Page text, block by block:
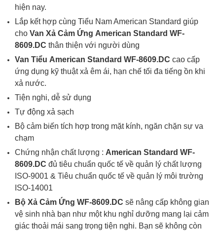
hiện nay.
Lắp kết hợp cùng Tiểu NamAmerican Standard giúp
cho Van Xả Cảm Ứng American Standard WF-
8609.DC thân thiện với người dùng
Van Tiểu American Standard WF-8609.DC cao cấp
ứng dụng kỹ thuật xả êm ái, hạn chế tối đa tiếng ồn khi
xả nước.
Tiện nghi, dễ sử dụng
Tự động xả sạch
Bộ cảm biến tích hợp trong mặt kính, ngăn chặn sự va
chạm
Chứng nhận chất lượng : American Standard WF-
8609.DC đủ tiêu chuẩn quốc tế về quản lý chất lượng
ISO-9001 & Tiêu chuẩn quốc tế về quản lý môi trường
ISO-14001
Bộ Xả Cảm Ứng WF-8609.DC sẽ nâng cấp không gian
vệ sinh nhà bạn như một khu nghỉ dưỡng mang lại cảm
giác thoải mái sang trọng tiện nghi. Bạn sẽ không còn